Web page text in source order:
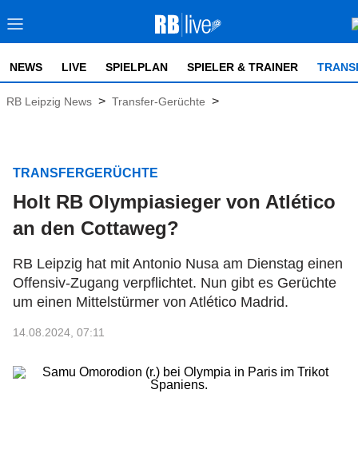
NEWS LIVE SPIELPLAN SPIELER & TRAINER
RB Leipzig News > Transfer-Gerüchte >
TRANSFERGERÜCHTE
Holt RB Olympiasieger von Atlético
an den Cottaweg?
RB Leipzig hat mit Antonio Nusa am Dienstag einen
Offensiv-Zugang verpflichtet. Nun gibt es Gerüchte
um einen Mittelstürmer von Atlético Madrid.
14.08.2024, 07:11